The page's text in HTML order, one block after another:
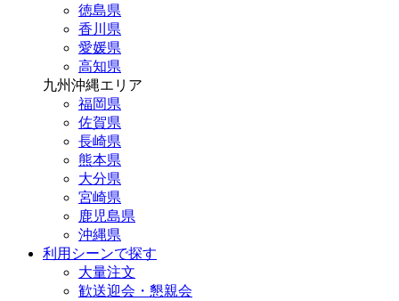
徳島県
香川県
愛媛県
高知県
九州沖縄エリア
福岡県
佐賀県
長崎県
熊本県
大分県
宮崎県
鹿児島県
沖縄県
利用シーンで探す
大量注文
歓送迎会・懇親会